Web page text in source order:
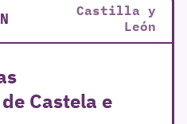
Castilla y
León
Castela e